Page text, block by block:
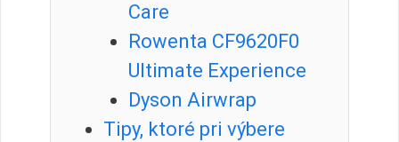
Care
Rowenta CF9620F0
Ultimate Experience
Dyson Airwrap
Tipy, ktoré pri výbere